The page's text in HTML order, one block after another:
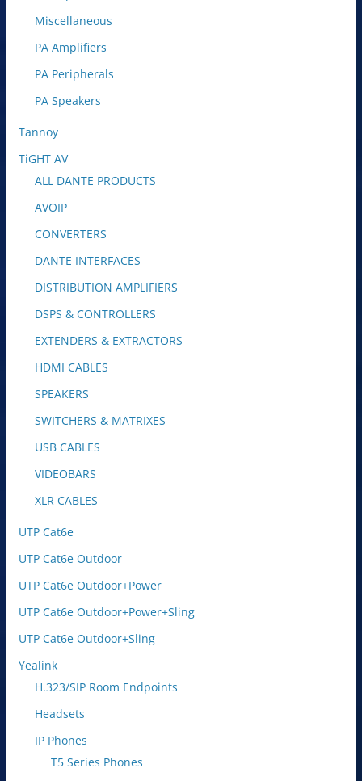
Miscellaneous
PA Amplifiers
PA Peripherals
PA Speakers
Tannoy
TiGHT AV
ALL DANTE PRODUCTS
AVOIP
CONVERTERS
DANTE INTERFACES
DISTRIBUTION AMPLIFIERS
DSPS & CONTROLLERS
EXTENDERS & EXTRACTORS
HDMI CABLES
SPEAKERS
SWITCHERS & MATRIXES
USB CABLES
VIDEOBARS
XLR CABLES
UTP Cat6e
UTP Cat6e Outdoor
UTP Cat6e Outdoor+Power
UTP Cat6e Outdoor+Power+Sling
UTP Cat6e Outdoor+Sling
Yealink
H.323/SIP Room Endpoints
Headsets
IP Phones
T5 Series Phones